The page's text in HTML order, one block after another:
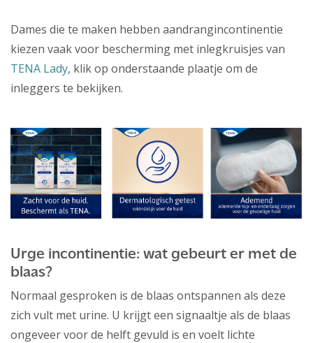
Dames die te maken hebben aandrangincontinentie
kiezen vaak voor bescherming met inlegkruisjes van
TENA Lady, klik op onderstaande plaatje om de
inleggers te bekijken.
Urge incontinentie: wat gebeurt er met de
blaas?
Normaal gesproken is de blaas ontspannen als deze
zich vult met urine. U krijgt een signaaltje als de blaas
ongeveer voor de helft gevuld is en voelt lichte